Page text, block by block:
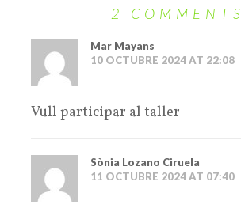
2 COMMENTS
Mar Mayans
10 OCTUBRE 2024 AT 22:08
Vull participar al taller
Sònia Lozano Ciruela
11 OCTUBRE 2024 AT 07:40